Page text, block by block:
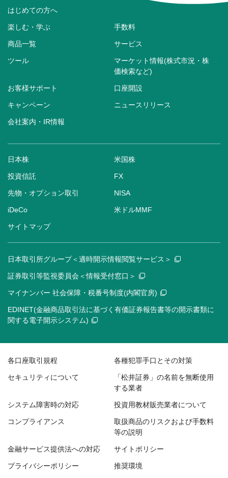
はじめての方へ
楽しむ・学ぶ 手数料
商品一覧 サービス
ツール
マーケット情報(株式市況・株
価検索など)
お客様サポート 口座開設
キャンペーン ニュースリリース
会社案内・IR情報
日本株 米国株
投資信託 FX
先物・オプション取引 NISA
iDeCo 米ドルMMF
サイトマップ
日本取引所グループ＜適時開示情報閲覧サービス＞
証券取引等監視委員会＜情報受付窓口＞
マイナンバー 社会保障・税番号制度(内閣官房)
EDINET(金融商品取引法に基づく有価証券報告書等の開示書類に
関する電子開示システム)
各口座取引規程 各種犯罪手口とその対策
セキュリティについて
「松井証券」の名前を無断使用
する業者
システム障害時の対応 投資用教材販売業者について
コンプライアンス
取扱商品のリスクおよび手数料
等の説明
金融サービス提供法への対応 サイトポリシー
プライバシーポリシー 推奨環境